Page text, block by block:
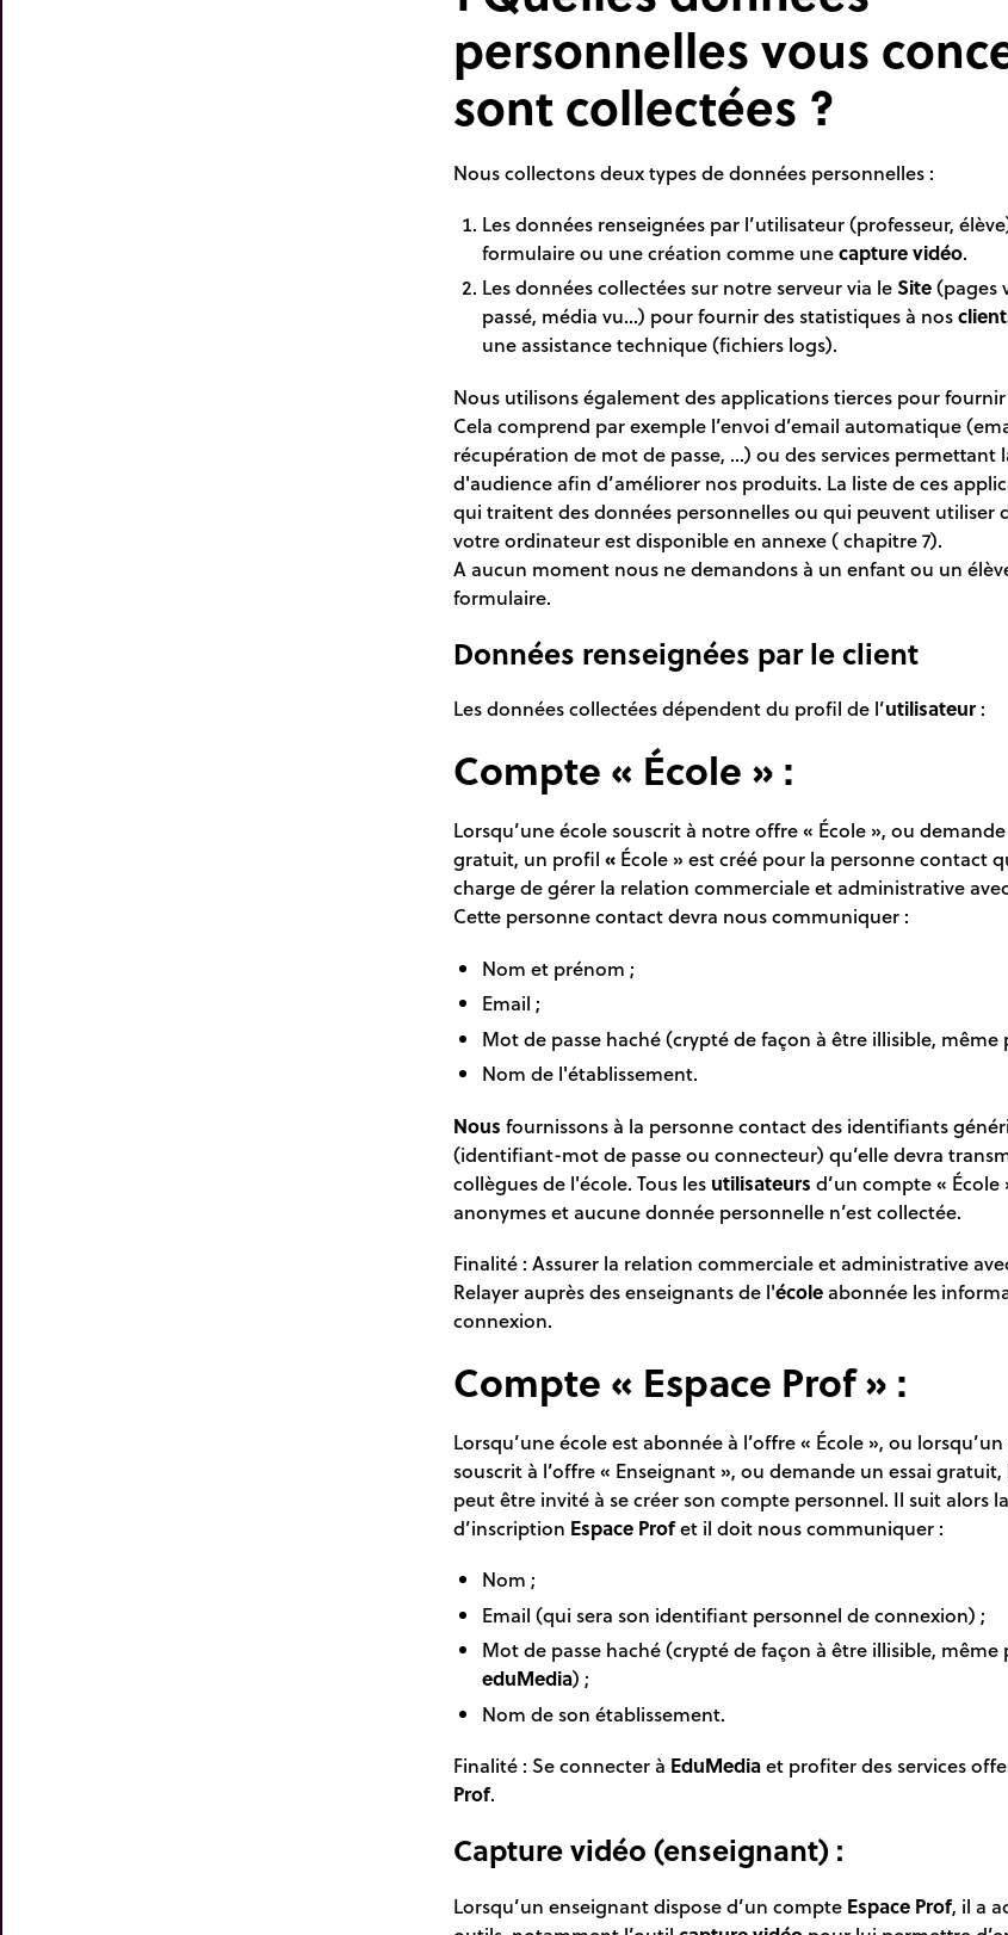
personnelles vous
sont collectées ?
Nous collectons deux types de données personnelles :
Les données renseignées par l’utilisateur (professeur,
formulaire ou une création comme unecapture vidéo.
Les données collectées sur notre serveur via leSite(pages
passé, média vu...) pour fournir des statistiques à nos
une assistance technique (fichiers logs).
Nous utilisons également des applications tierces pour fournir
Cela comprend par exemple l’envoi d’email automatique
récupération de mot de passe, …) ou des services permettant
d'audience afin d’améliorer nos produits. La liste de ces
qui traitent des données personnelles ou qui peuvent utiliser
votre ordinateur est disponible en annexe ( chapitre 7).
A aucun moment nous ne demandons à un enfant ou un
formulaire.
Données renseignées par le client
Les données collectées dépendent du profil de l’utilisateur:
Compte « École » :
Lorsqu’une école souscrit à notre offre « École », ou
gratuit, un profil «École » est créé pour la personne contact
charge de gérer la relation commerciale et administrative avec
Cette personne contact devra nous communiquer :
Nom et prénom ;
Email ;
Mot de passe haché (crypté de façon à être illisible, même
Nom de l'établissement.
Nous fournissons à la personne contact des identifiants
(identifiant-mot de passe ou connecteur) qu’elle devra
collègues de l'école. Tous les utilisateurs d’un compte « École
anonymes et aucune donnée personnelle n’est collectée.
Finalité : Assurer la relation commerciale et administrative
Relayer auprès des enseignants de l'écoleabonnée les
connexion.
Compte « Espace Prof » :
Lorsqu’une école est abonnée à l’offre « École », ou
souscrit à l’offre « Enseignant », ou demande un essai gratuit,
peut être invité à se créer son compte personnel. Il suit alors
d’inscription Espace Profet il doit nous communiquer :
Nom ;
Email (qui sera son identifiant personnel de connexion) ;
Mot de passe haché (crypté de façon à être illisible, même
eduMedia) ;
Nom de son établissement.
Finalité : Se connecter à EduMediaet profiter des services
Prof.
Capture vidéo (enseignant) :
Lorsqu’un enseignant dispose d’un compte Espace Prof, il a